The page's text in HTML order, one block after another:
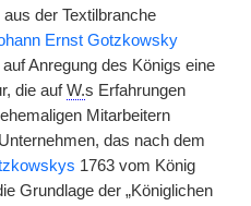
der Textilbranche
Ernst Gotzkowsky
Anregung des Königs eine
die aufW.s Erfahrungen
Mitarbeitern
das nach dem
1763 vom König
Grundlage der „Königlichen